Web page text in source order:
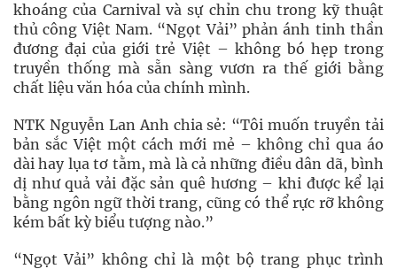
khoáng của Carnival và sự chỉn chu trong kỹ thuật
thủ công Việt Nam. “Ngọt Vải” phản ánh tinh thần
đương đại của giới trẻ Việt – không bó hẹp trong
truyền thống mà sẵn sàng vươn ra thế giới bằng
chất liệu văn hóa của chính mình.
NTK Nguyễn Lan Anh chia sẻ: “Tôi muốn truyền tải
bản sắc Việt một cách mới mẻ – không chỉ qua áo
dài hay lụa tơ tằm, mà là cả những điều dân dã, bình
dị như quả vải đặc sản quê hương – khi được kể lại
bằng ngôn ngữ thời trang, cũng có thể rực rỡ không
kém bất kỳ biểu tượng nào.”
“Ngọt Vải” không chỉ là một bộ trang phục trình